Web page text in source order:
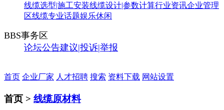
线缆选型|施工安装线缆设计|参数计算行业资讯企业管理
区线缆专业话题娱乐休闲
BBS事务区
论坛公告建议|投诉|举报
首页 企业厂家 人才招聘 搜索 资料下载 网站设置
首页 > 线缆原材料